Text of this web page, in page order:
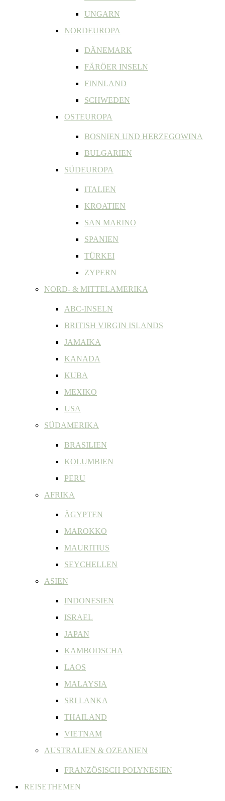
UNGARN
NORDEUROPA
DÄNEMARK
FÄRÖER INSELN
FINNLAND
SCHWEDEN
OSTEUROPA
BOSNIEN UND HERZEGOWINA
BULGARIEN
SÜDEUROPA
ITALIEN
KROATIEN
SAN MARINO
SPANIEN
TÜRKEI
ZYPERN
NORD- & MITTELAMERIKA
ABC-INSELN
BRITISH VIRGIN ISLANDS
JAMAIKA
KANADA
KUBA
MEXIKO
USA
SÜDAMERIKA
BRASILIEN
KOLUMBIEN
PERU
AFRIKA
ÄGYPTEN
MAROKKO
MAURITIUS
SEYCHELLEN
ASIEN
INDONESIEN
ISRAEL
JAPAN
KAMBODSCHA
LAOS
MALAYSIA
SRI LANKA
THAILAND
VIETNAM
AUSTRALIEN & OZEANIEN
FRANZÖSISCH POLYNESIEN
REISETHEMEN